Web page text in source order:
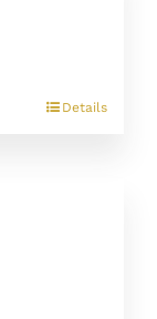
Details